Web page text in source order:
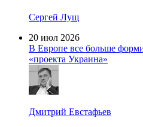
Сергей Лущ
20 июл 2026
В Европе все больше
«проекта Украина»
Дмитрий Евстафьев